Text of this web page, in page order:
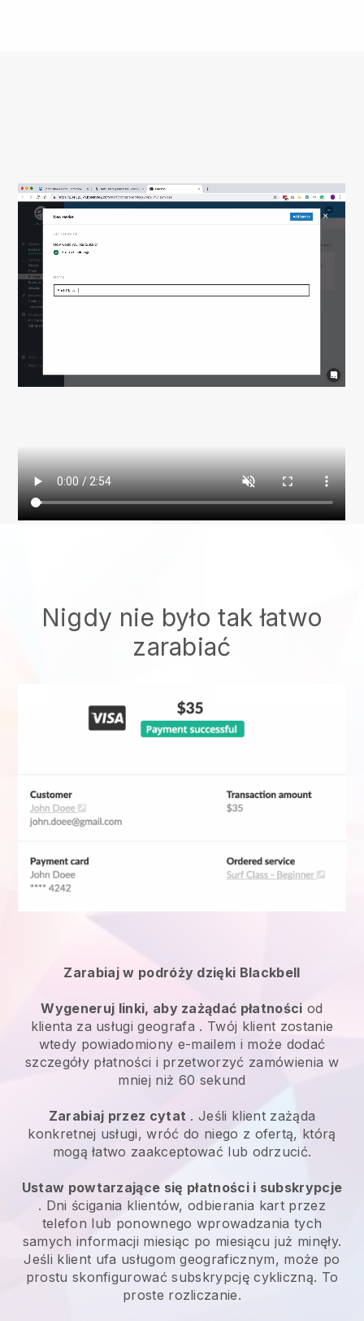
Nigdy nie było tak łatwo
zarabiać
Zarabiaj w podróży dzięki Blackbell
Wygeneruj linki, aby zażądać płatności od
klienta za usługi geografa . Twój klient zostanie
wtedy powiadomiony e-mailem i może dodać
szczegóły płatności i przetworzyć zamówienia w
mniej niż 60 sekund
Zarabiaj przez cytat . Jeśli klient zażąda
konkretnej usługi, wróć do niego z ofertą, którą
mogą łatwo zaakceptować lub odrzucić.
Ustaw powtarzające się płatności i subskrypcje
. Dni ścigania klientów, odbierania kart przez
telefon lub ponownego wprowadzania tych
samych informacji miesiąc po miesiącu już minęły.
Jeśli klient ufa usługom geograficznym, może po
prostu skonfigurować subskrypcję cykliczną. To
proste rozliczanie.